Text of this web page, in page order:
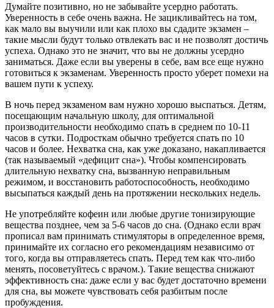
Думайте позитивно, но не забывайте усердно работать.
Уверенность в себе очень важна. Не зацикливайтесь на том,
как мало вы выучили или как плохо вы сдадите экзамен –
такие мысли будут только отвлекать вас и не позволят достичь
успеха. Однако это не значит, что вы не должны усердно
заниматься. Даже если вы уверены в себе, вам все еще нужно
готовиться к экзаменам. Уверенность просто уберет помехи на
вашем пути к успеху.
В ночь перед экзаменом вам нужно хорошо выспаться. Детям,
посещающим начальную школу, для оптимальной
производительности необходимо спать в среднем по 10-11
часов в сутки. Подросткам обычно требуется спать по 10
часов и более. Нехватка сна, как уже доказано, накапливается
(так называемый «дефицит сна»). Чтобы компенсировать
длительную нехватку сна, вызванную неправильным
режимом, и восстановить работоспособность, необходимо
высыпаться каждый день на протяжении нескольких недель.
Не употребляйте кофеин или любые другие тонизирующие
вещества позднее, чем за 5-6 часов до сна. (Однако если врач
прописал вам принимать стимуляторы в определенное время,
принимайте их согласно его рекомендациям независимо от
того, когда вы отправляетесь спать. Перед тем как что-либо
менять, посоветуйтесь с врачом.). Такие вещества снижают
эффективность сна: даже если у вас будет достаточно времени
для сна, вы можете чувствовать себя разбитым после
пробуждения.